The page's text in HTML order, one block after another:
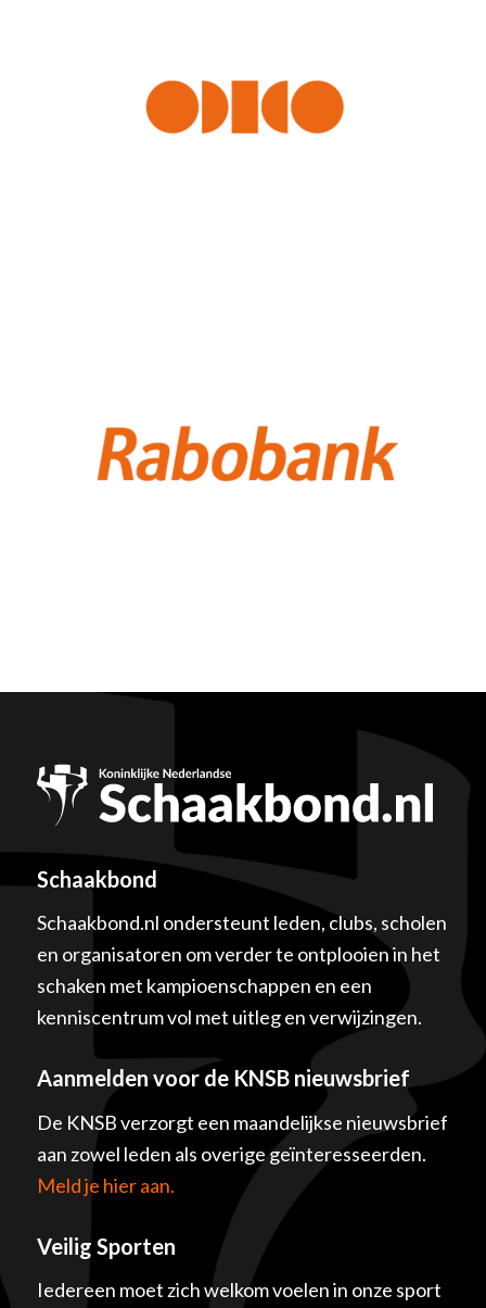
Schaakbond
Schaakbond.nl ondersteunt leden, clubs, scholen
en organisatoren om verder te ontplooien in het
schaken met kampioenschappen en een
kenniscentrum vol met uitleg en verwijzingen.
Aanmelden voor de KNSB nieuwsbrief
De KNSB verzorgt een maandelijkse nieuwsbrief
aan zowel leden als overige geïnteresseerden.
Meld je hier aan.
Veilig Sporten
Iedereen moet zich welkom voelen in onze sport